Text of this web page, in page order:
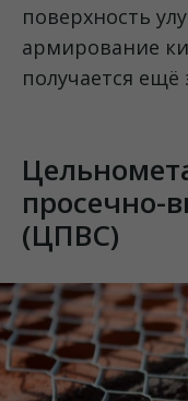
поверхность
армирование
получается ещё
просечно-
(ЦПВС)